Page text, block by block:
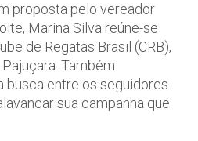
proposta pelo vereador
Marina Silva reúne-se
de Regatas Brasil (CRB),
Também
busca entre os seguidores
sua campanha que